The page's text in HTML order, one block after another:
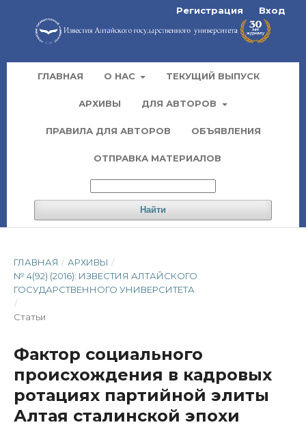
ГЛАВНАЯ О НАС ТЕКУЩИЙ ВЫПУСК
АРХИВЫ ДЛЯ АВТОРОВ
ПРАВИЛА ДЛЯ АВТОРОВ ОБЪЯВЛЕНИЯ
ОТПРАВКА МАТЕРИАЛОВ
Найти
Регистрация Вход
ГЛАВНАЯ / АРХИВЫ /
№ 4(92) (2016): ИЗВЕСТИЯ АЛТАЙСКОГО
ГОСУДАРСТВЕННОГО УНИВЕРСИТЕТА
/
Статьи
Фактор социального
происхождения в кадровых
ротациях партийной элиты
Алтая сталинской эпохи